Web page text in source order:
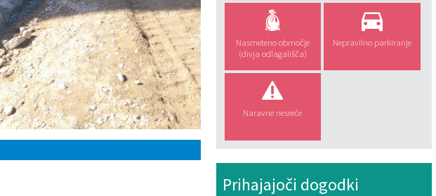
Nasmeteno območje
(divja odlagališča)
Nepravilno parkiranje
Naravne nesreče
Prihajajoči dogodki